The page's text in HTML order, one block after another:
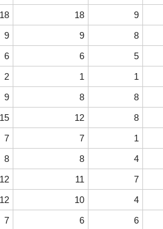
18 18 9
9 9 8
6 6 5
2 1 1
9 8 8
15 12 8
7 7 1
8 8 4
12 11 7
12 10 4
7 6 6